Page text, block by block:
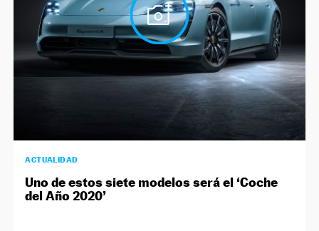
ACTUALIDAD
Uno de estos siete modelos será el ‘Coche
del Año 2020’